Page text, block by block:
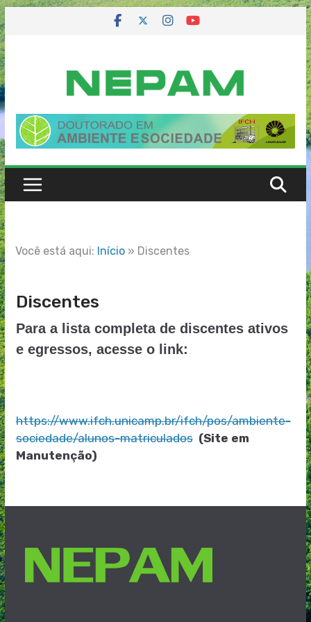
Skip
to
content
Você está aqui: Início» Discentes
Discentes
Para a lista completa de discentes ativos
e egressos, acesse o link:
https://www.ifch.unicamp.br/ifch/pos/ambiente-
sociedade/alunos-matriculados (Site em
Manutenção)